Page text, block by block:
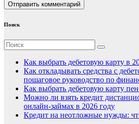
Поиск
Как выбрать дебетовую карту в
Как откладывать средства с
пошаговое руководство по
Как выбрать дебетовую карту
Можно ли взять кредит
онлайн-займах в 2026 году
Кредит на неотложные нужды: